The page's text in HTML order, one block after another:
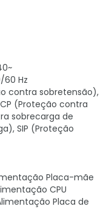
Hz
contra sobretensão),
(Proteção contra
sobrecarga de
SIP (Proteção
Placa-mãe
CPU
Placa de